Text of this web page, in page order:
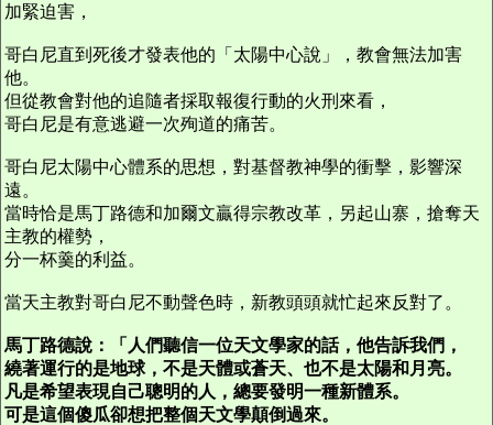
加緊迫害，
哥白尼直到死後才發表他的「太陽中心說」，教會無法加害
他。
但從教會對他的追隨者採取報復行動的火刑來看，
哥白尼是有意逃避一次殉道的痛苦。
哥白尼太陽中心體系的思想，對基督教神學的衝擊，影響深
遠。
當時恰是馬丁路德和加爾文贏得宗教改革，另起山寨，搶奪天
主教的權勢，
分一杯羹的利益。
當天主教對哥白尼不動聲色時，新教頭頭就忙起來反對了。
馬丁路德說：「人們聽信一位天文學家的話，他告訴我們，
繞著運行的是地球，不是天體或蒼天、也不是太陽和月亮。
凡是希望表現自己聰明的人，總要發明一種新體系。
可是這個傻瓜卻想把整個天文學顛倒過來。